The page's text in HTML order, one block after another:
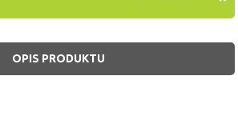
OPIS PRODUKTU